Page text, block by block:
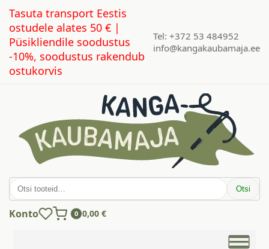
Tasuta transport Eestis
ostudele alates 50 € |
Püsikliendile soodustus
-10%, soodustus rakendub
ostukorvis
Tel: +372 53 484952
info@kangakaubamaja.ee
Otsi: Otsi
Konto 0 0,00 €